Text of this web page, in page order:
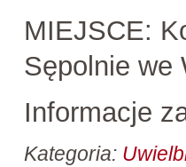
MIEJSCE:
Sępolnie we
Informacje
Kategoria: